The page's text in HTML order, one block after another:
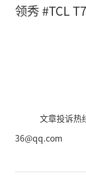
领秀 #TCL
文章投诉热
36@qq.com